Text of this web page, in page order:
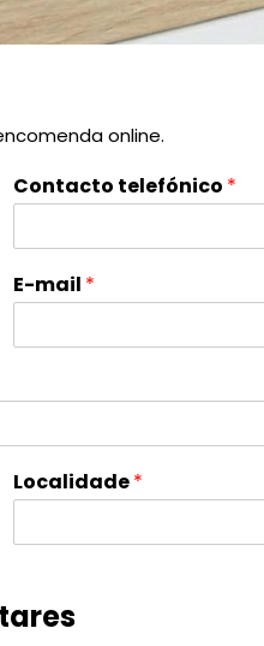
online.
Contacto telefónico *
E-mail *
Localidade*